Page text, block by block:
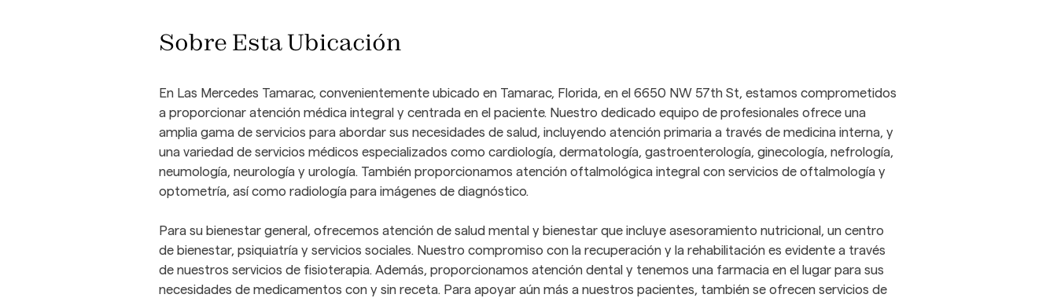
Sobre Esta Ubicación
En Las Mercedes Tamarac, convenientemente ubicado en Tamarac, Florida, en el 6650 NW 57th St, estamos comprometidos
a proporcionar atención médica integral y centrada en el paciente. Nuestro dedicado equipo de profesionales ofrece una
amplia gama de servicios para abordar sus necesidades de salud, incluyendo atención primaria a través de medicina interna, y
una variedad de servicios médicos especializados como cardiología, dermatología, gastroenterología, ginecología, nefrología,
neumología, neurología y urología. También proporcionamos atención oftalmológica integral con servicios de oftalmología y
optometría, así como radiología para imágenes de diagnóstico.
Para su bienestar general, ofrecemos atención de salud mental y bienestar que incluye asesoramiento nutricional, un centro
de bienestar, psiquiatría y servicios sociales. Nuestro compromiso con la recuperación y la rehabilitación es evidente a través
de nuestros servicios de fisioterapia. Además, proporcionamos atención dental y tenemos una farmacia en el lugar para sus
necesidades de medicamentos con y sin receta. Para apoyar aún más a nuestros pacientes, también se ofrecen servicios de